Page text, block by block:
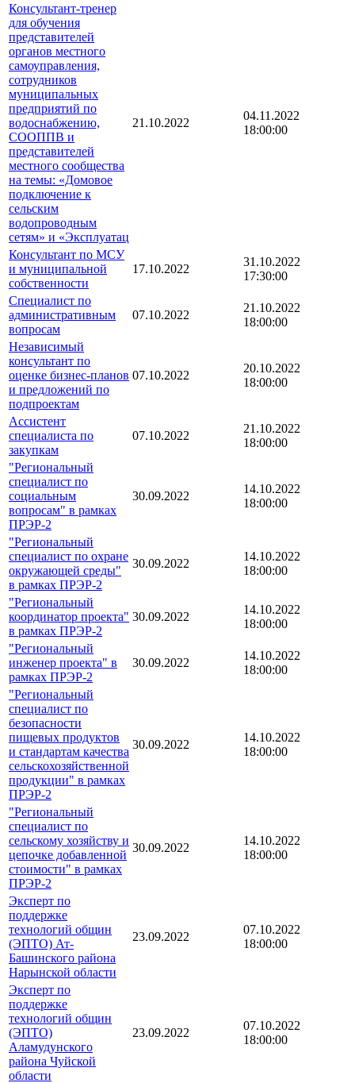
Консультант-тренер
для обучения
представителей
органов местного
самоуправления,
сотрудников
муниципальных
предприятий по
водоснабжению,
СООППВ и
представителей
местного сообщества
на темы: «Домовое
подключение к
сельским
водопроводным
сетям» и «Эксплуатац
21.10.2022
04.11.2022
18:00:00
Консультант по МСУ
и муниципальной
собственности
17.10.2022
31.10.2022
17:30:00
Специалист по
административным
вопросам
07.10.2022
21.10.2022
18:00:00
Независимый
консультант по
оценке бизнес-планов
и предложений по
подпроектам
07.10.2022
20.10.2022
18:00:00
Ассистент
специалиста по
закупкам
07.10.2022
21.10.2022
18:00:00
"Региональный
специалист по
социальным
вопросам" в рамках
ПРЭР-2
30.09.2022
14.10.2022
18:00:00
"Региональный
специалист по охране
окружающей среды"
в рамках ПРЭР-2
30.09.2022
14.10.2022
18:00:00
"Региональный
координатор проекта"
в рамках ПРЭР-2
30.09.2022
14.10.2022
18:00:00
"Региональный
инженер проекта" в
рамках ПРЭР-2
30.09.2022
14.10.2022
18:00:00
"Региональный
специалист по
безопасности
пищевых продуктов
и стандартам качества
сельскохозяйственной
продукции" в рамках
ПРЭР-2
30.09.2022
14.10.2022
18:00:00
"Региональный
специалист по
сельскому хозяйству и
цепочке добавленной
стоимости" в рамках
ПРЭР-2
30.09.2022
14.10.2022
18:00:00
Эксперт по
поддержке
технологий общин
(ЭПТО) Ат-
Башинского района
Нарынской области
23.09.2022
07.10.2022
18:00:00
Эксперт по
поддержке
технологий общин
(ЭПТО)
Аламудунского
района Чуйской
области
23.09.2022
07.10.2022
18:00:00